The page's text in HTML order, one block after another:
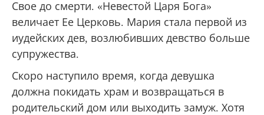
Свое до смерти. «Невестой Царя Бога»
величает Ее Церковь. Мария стала первой из
иудейских дев, возлюбивших девство больше
супружества.
Скоро наступило время, когда девушка
должна покидать храм и возвращаться в
родительский дом или выходить замуж. Хотя